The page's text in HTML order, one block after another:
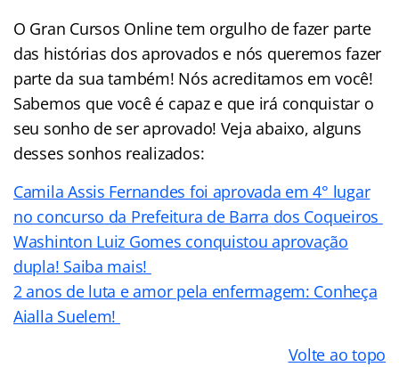
O Gran Cursos Online tem orgulho de fazer parte
das histórias dos aprovados e nós queremos fazer
parte da sua também! Nós acreditamos em você!
Sabemos que você é capaz e que irá conquistar o
seu sonho de ser aprovado! Veja abaixo, alguns
desses sonhos realizados:
Camila Assis Fernandes foi aprovada em 4° lugar
no concurso da Prefeitura de Barra dos Coqueiros
Washinton Luiz Gomes conquistou aprovação
dupla! Saiba mais!
2 anos de luta e amor pela enfermagem: Conheça
Aialla Suelem!
Volte ao topo